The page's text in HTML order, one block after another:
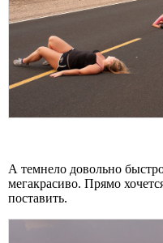
А темнело довольно
мегакрасиво. Прямо
поставить.